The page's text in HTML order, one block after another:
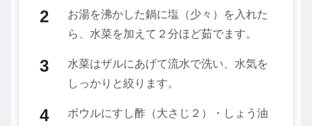
お湯を沸かした鍋に塩（少々）を入れた
ら、水菜を加えて２分ほど茹でます。
水菜はザルにあげて流水で洗い、水気を
しっかりと絞ります。
ボウルにすし酢（大さじ２）・しょう油